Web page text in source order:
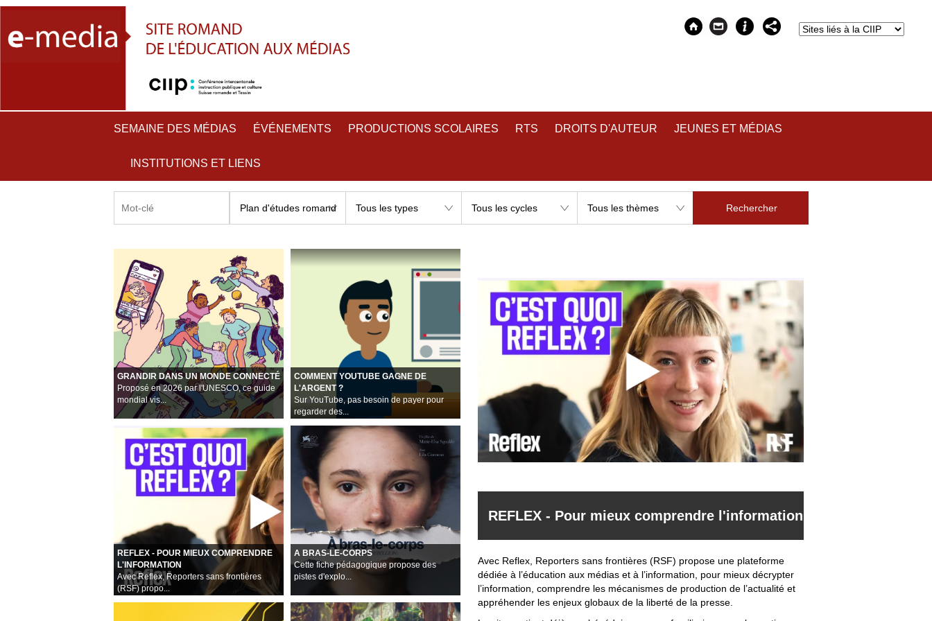
SEMAINE DES MÉDIAS ÉVÉNEMENTS PRODUCTIONS SCOLAIRES RTS DROITS D'AUTEUR JEUNES ET MÉDIAS
INSTITUTIONS ET LIENS
Rechercher
GRANDIR DANS UN MONDE CONNECTÉ
Proposé en 2026 par l'UNESCO, ce guide
mondial vis...
COMMENT YOUTUBE GAGNE DE
L'ARGENT ?
Sur YouTube, pas besoin de payer pour
regarder des...
REFLEX - POUR MIEUX COMPRENDRE
L'INFORMATION
Avec Reflex, Reporters sans frontières
(RSF) propo...
A BRAS-LE-CORPS
Cette fiche pédagogique propose des
pistes d'explo...
REFLEX - Pour mieux comprendre l'information
Avec Reflex, Reporters sans frontières (RSF) propose une plateforme
dédiée à l’éducation aux médias et à l’information, pour mieux décrypter
l’information, comprendre les mécanismes de production de l’actualité et
appréhender les enjeux globaux de la liberté de la presse.